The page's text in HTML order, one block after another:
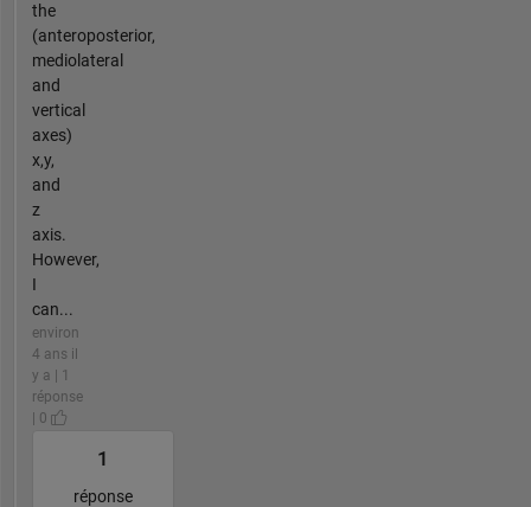
the
(anteroposterior,
mediolateral
and
vertical
axes)
x,y,
and
z
axis.
However,
I
can...
environ
4 ans il
y a | 1
réponse
| 0
1
réponse